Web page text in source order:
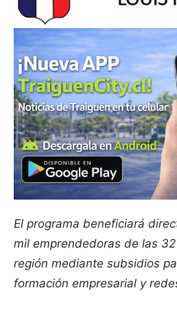
El programa beneficiará
mil emprendedoras de las
región mediante subsidios
formación empresarial y